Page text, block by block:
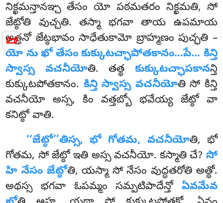
📜
నిక్ఖమన్తానఞ్చ తేసం యో పఠమతరం నిక్ఖమతి, సో
జేట్ఠోతి వుచ్చతి. తస్మా భగవా తాయ ఉపమాయ
అత్తనో జేట్ఠభావం సాధేతుకామో బ్రాహ్మణం పుచ్ఛతి –
యో ను ఖో తేసం కుక్కుటచ్ఛాపోతకానం…పే… కిన్తి
స్వాస్స వచనీయోతి. తత్థ కుక్కుటచ్ఛాపకానన్తి
కుక్కుటపోతకానం. కిన్తి స్వాస్స వచనీయోతి సో కిన్తి
వచనీయో అస్స, కిం వత్తబ్బో భవేయ్య జేట్ఠో వా
కనిట్ఠో వాతి.
‘‘జేట్ఠో’’తిస్స, భో గోతమ, వచనీయోతి, భో
గోతమ, సో జేట్ఠో ఇతి అస్స వచనీయో. కస్మాతి చే? సో
హి నేసం జేట్ఠోతి, యస్మా సో నేసం వుద్ధతరోతి అత్థో.
అథస్స భగవా ఓపమ్మం సమ్పటిపాదేన్తో ఏవమేవ